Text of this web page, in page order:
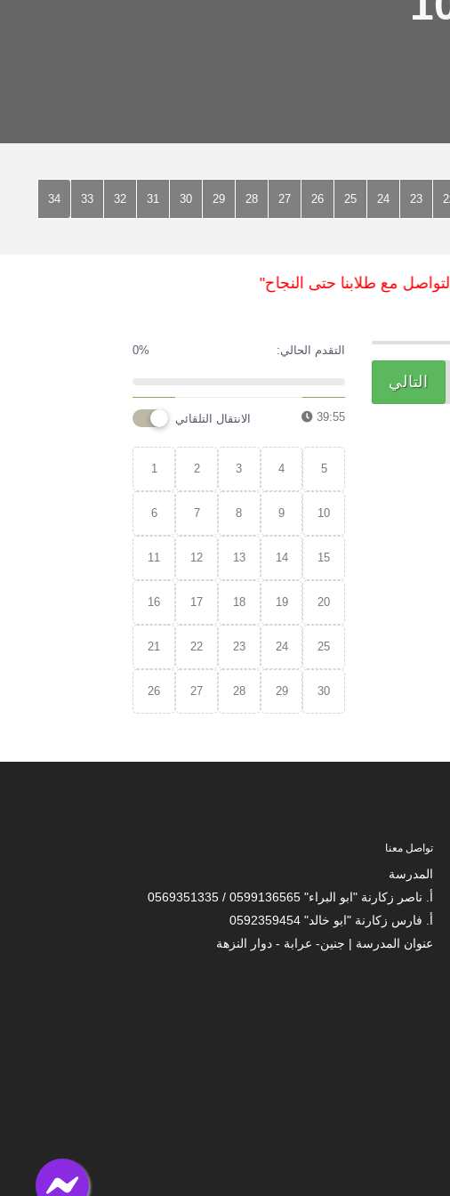
23
24
25
26
27
28
29
30
31
32
33
34
مع طلابنا حتى النجاح"
التالي
التقدم الحالي: 0%
39:55 الانتقال التلقائي
1 2 3 4 5
6 7 8 9 10
11 12 13 14 15
16 17 18 19 20
21 22 23 24 25
26 27 28 29 30
تواصل معنا
المدرسة
أ. ناصر زكارنة "ابو البراء" 0599136565 / 0569351335
أ. فارس زكارنة "ابو خالد" 0592359454
عنوان المدرسة | جنين- عرابة - دوار النزهة